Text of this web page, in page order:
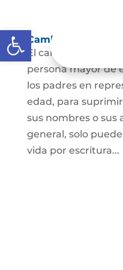
Abrir barra de
Cambio Nombre
El cambio de
persona mayor de
los padres en
edad, para
sus nombres o sus
general, solo
vida por escritura...